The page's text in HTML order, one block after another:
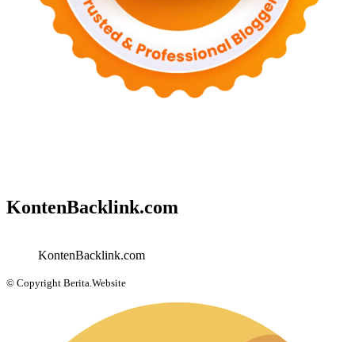
KontenBacklink.com
KontenBacklink.com
© Copyright Berita.Website